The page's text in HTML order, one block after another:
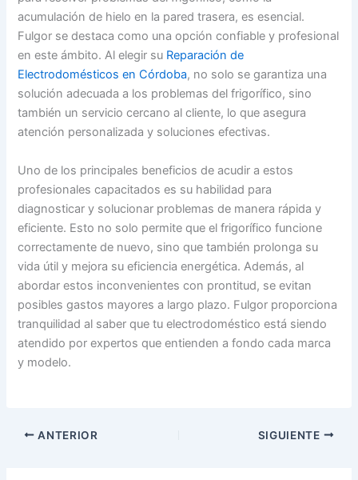
acumulación de hielo en la pared trasera, es esencial.
Fulgor se destaca como una opción confiable y profesional
en este ámbito. Al elegir su Reparación de
Electrodomésticos en Córdoba, no solo se garantiza una
solución adecuada a los problemas del frigorífico, sino
también un servicio cercano al cliente, lo que asegura
atención personalizada y soluciones efectivas.
Uno de los principales beneficios de acudir a estos
profesionales capacitados es su habilidad para
diagnosticar y solucionar problemas de manera rápida y
eficiente. Esto no solo permite que el frigorífico funcione
correctamente de nuevo, sino que también prolonga su
vida útil y mejora su eficiencia energética. Además, al
abordar estos inconvenientes con prontitud, se evitan
posibles gastos mayores a largo plazo. Fulgor proporciona
tranquilidad al saber que tu electrodoméstico está siendo
atendido por expertos que entienden a fondo cada marca
y modelo.
ANTERIOR SIGUIENTE